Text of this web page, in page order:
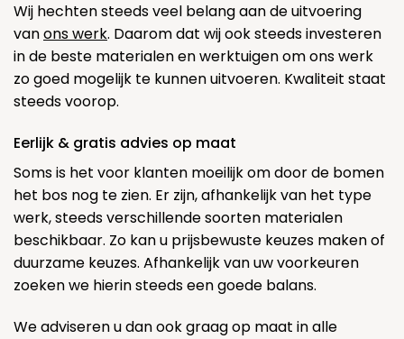
Wij hechten steeds veel belang aan de uitvoering
vanons werk. Daarom dat wij ook steeds investeren
in de beste materialen en werktuigen om ons werk
zo goed mogelijk te kunnen uitvoeren. Kwaliteit staat
steeds voorop.
Eerlijk & gratis advies op maat
Soms is het voor klanten moeilijk om door de bomen
het bos nog te zien. Er zijn, afhankelijk van het type
werk, steeds verschillende soorten materialen
beschikbaar. Zo kan u prijsbewuste keuzes maken of
duurzame keuzes. Afhankelijk van uw voorkeuren
zoeken we hierin steeds een goede balans.
We adviseren u dan ook graag op maat in alle